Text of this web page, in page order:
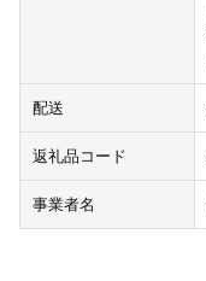
配送
返礼品コード
事業者名